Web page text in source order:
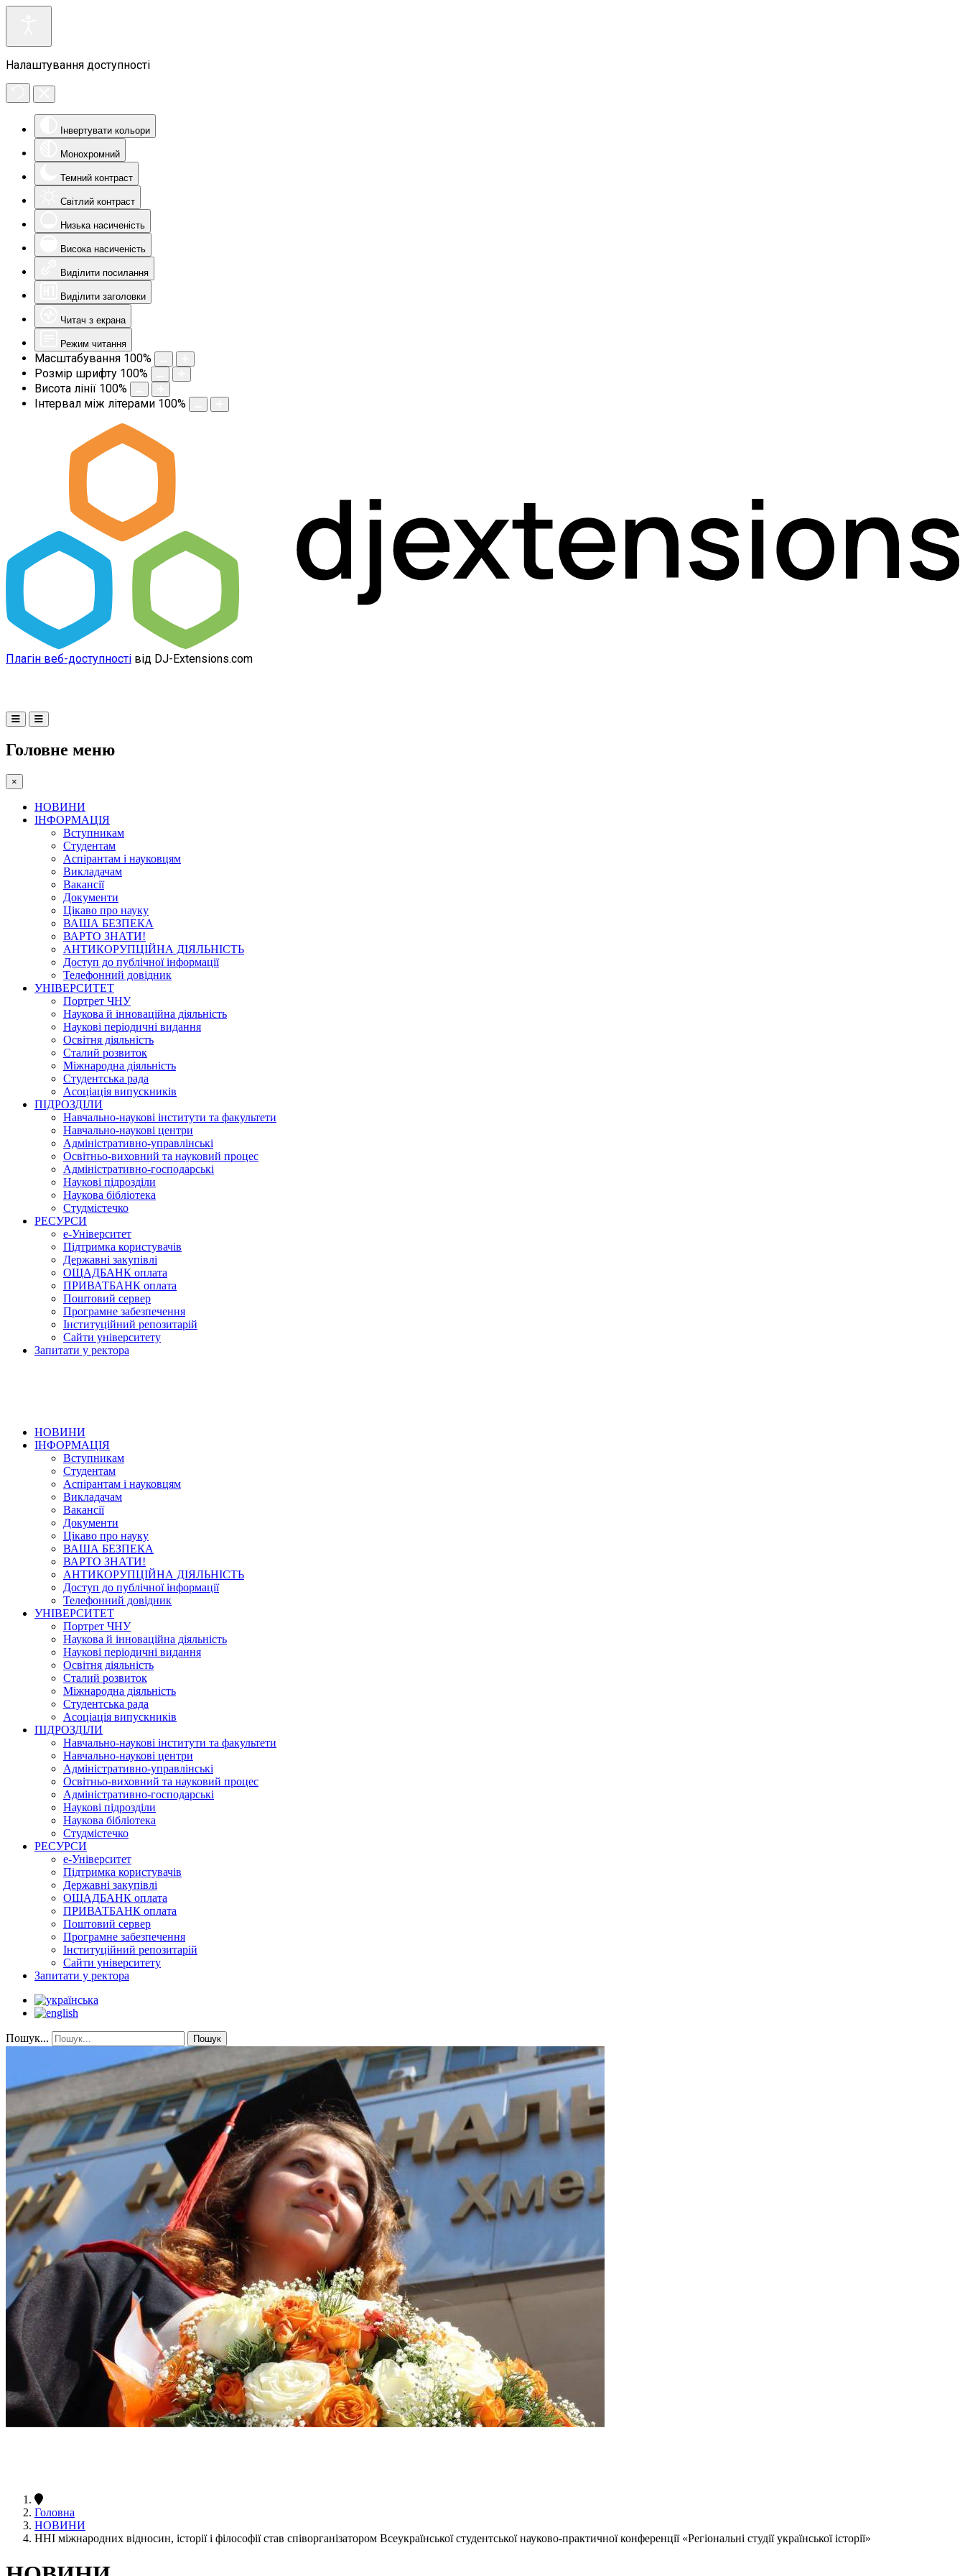
Налаштування доступності
Інвертувати кольори
Монохромний
Темний контраст
Світлий контраст
Низька насиченість
Висока насиченість
Виділити посилання
Виділити заголовки
Читач з екрана
Режим читання
Масштабування 100%
Розмір шрифту 100%
Висота лінії 100%
Інтервал між літерами 100%
Плагін веб-доступності від DJ-Extensions.com
Головне меню
×
НОВИНИ
ІНФОРМАЦІЯ
Вступникам
Студентам
Аспірантам і науковцям
Викладачам
Вакансії
Документи
Цікаво про науку
ВАША БЕЗПЕКА
ВАРТО ЗНАТИ!
АНТИКОРУПЦІЙНА ДІЯЛЬНІСТЬ
Доступ до публічної інформації
Телефонний довідник
УНІВЕРСИТЕТ
Портрет ЧНУ
Наукова й інноваційна діяльність
Наукові періодичні видання
Освітня діяльність
Сталий розвиток
Міжнародна діяльність
Студентська рада
Асоціація випускників
ПІДРОЗДІЛИ
Навчально-наукові інститути та факультети
Навчально-наукові центри
Адміністративно-управлінські
Освітньо-виховний та науковий процес
Адміністративно-господарські
Наукові підрозділи
Наукова бібліотека
Студмістечко
РЕСУРСИ
е-Університет
Підтримка користувачів
Державні закупівлі
ОЩАДБАНК оплата
ПРИВАТБАНК оплата
Поштовий сервер
Програмне забезпечення
Інституційний репозитарій
Сайти університету
Запитати у ректора
НОВИНИ
ІНФОРМАЦІЯ
Вступникам
Студентам
Аспірантам і науковцям
Викладачам
Вакансії
Документи
Цікаво про науку
ВАША БЕЗПЕКА
ВАРТО ЗНАТИ!
АНТИКОРУПЦІЙНА ДІЯЛЬНІСТЬ
Доступ до публічної інформації
Телефонний довідник
УНІВЕРСИТЕТ
Портрет ЧНУ
Наукова й інноваційна діяльність
Наукові періодичні видання
Освітня діяльність
Сталий розвиток
Міжнародна діяльність
Студентська рада
Асоціація випускників
ПІДРОЗДІЛИ
Навчально-наукові інститути та факультети
Навчально-наукові центри
Адміністративно-управлінські
Освітньо-виховний та науковий процес
Адміністративно-господарські
Наукові підрозділи
Наукова бібліотека
Студмістечко
РЕСУРСИ
е-Університет
Підтримка користувачів
Державні закупівлі
ОЩАДБАНК оплата
ПРИВАТБАНК оплата
Поштовий сервер
Програмне забезпечення
Інституційний репозитарій
Сайти університету
Запитати у ректора
Пошук... Пошук
Головна
НОВИНИ
ННІ міжнародних відносин, історії і філософії став співорганізатором Всеукраїнської студентської науково-практичної конференції «Регіональні студії української історії»